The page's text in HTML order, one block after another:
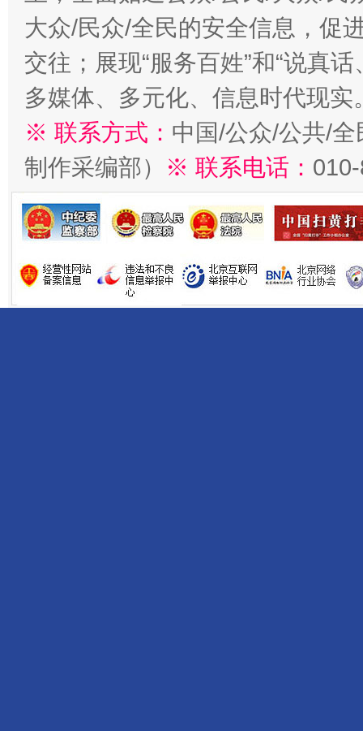
大众/民众/全民的安全信息，促
交往；展现“服务百姓”和“说真
多媒体、多元化、信息时代现实
※ 联系方式： 中国/公众/公共/
制作采编部）
※ 联系电话：